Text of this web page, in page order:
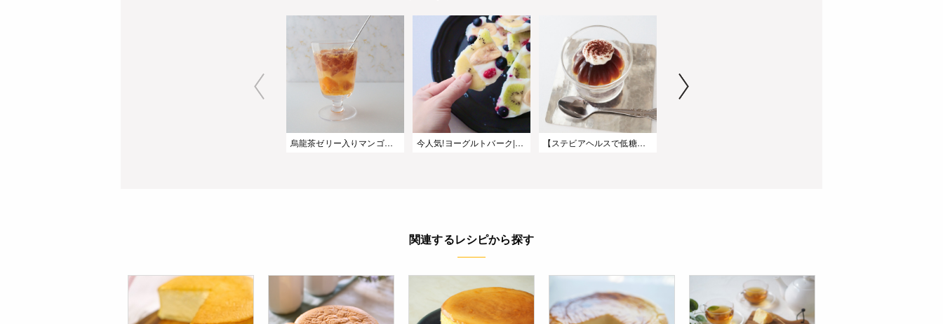
烏龍茶ゼリー入りマンゴードリンク|夏に爽やか炭酸レシピ 今人気!ヨーグルトバーク|水切りヨーグルトで簡単アイス 【ステビアヘルスで低糖質】レトロ喫茶風!寒天コーヒーゼリー
関連するレシピから探す